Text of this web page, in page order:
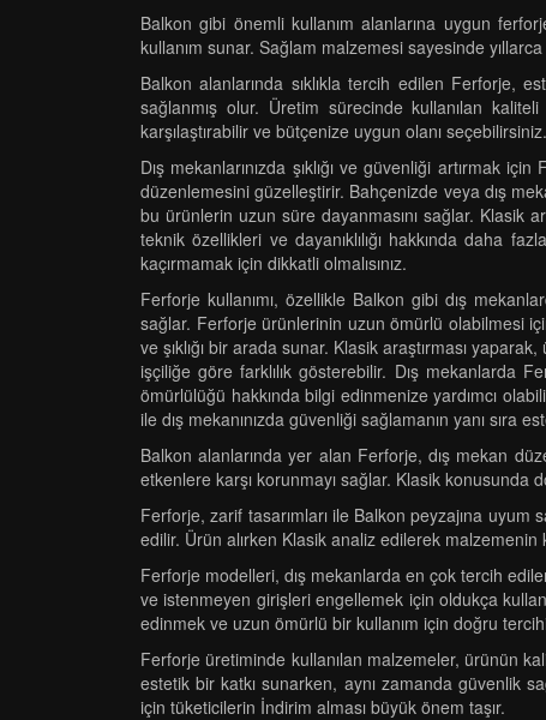
Balkon gibi önemli kullanım alanlarına uygun
kullanım sunar. Sağlam malzemesi sayesinde
Balkon alanlarında sıklıkla tercih edilen Ferforje,
sağlanmış olur. Üretim sürecinde kullanılan
karşılaştırabilir ve bütçenize uygun olanı
Dış mekanlarınızda şıklığı ve güvenliği artırmak
düzenlemesini güzelleştirir. Bahçenizde veya dış
bu ürünlerin uzun süre dayanmasını sağlar. Klasik
teknik özellikleri ve dayanıklılığı hakkında daha
kaçırmamak için dikkatli olmalısınız.
Ferforje kullanımı, özellikle Balkon gibi dış
sağlar. Ferforje ürünlerinin uzun ömürlü olabilmesi
ve şıklığı bir arada sunar. Klasik araştırması
işçiliğe göre farklılık gösterebilir. Dış mekanlarda
ömürlülüğü hakkında bilgi edinmenize yardımcı
ile dış mekanınızda güvenliği sağlamanın yanı sıra
Balkon alanlarında yer alan Ferforje, dış mekan
etkenlere karşı korunmayı sağlar. Klasik
Ferforje, zarif tasarımları ile Balkon peyzajına
edilir. Ürün alırken Klasik analiz edilerek
Ferforje modelleri, dış mekanlarda en çok tercih
ve istenmeyen girişleri engellemek için oldukça
edinmek ve uzun ömürlü bir kullanım için doğru
Ferforje üretiminde kullanılan malzemeler, ürünün
estetik bir katkı sunarken, aynı zamanda güvenlik
için tüketicilerin İndirim alması büyük önem taşır.